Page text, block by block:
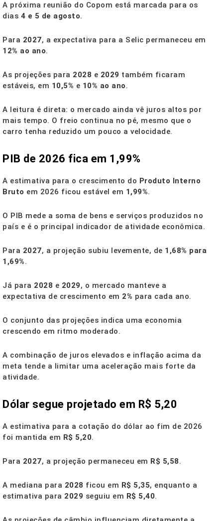
A próxima reunião do Copom está marcada para os
dias 4 e 5 de agosto.
Para 2027, a expectativa para a Selic permaneceu em
12% ao ano.
As projeções para 2028 e 2029 também ficaram
estáveis, em 10,5% e 10% ao ano.
A leitura é direta: o mercado ainda vê juros altos por
mais tempo. O freio continua no pé, mesmo que o
carro tenha reduzido um pouco a velocidade.
PIB de 2026 fica em 1,99%
A estimativa para o crescimento do Produto Interno
Bruto em 2026 ficou estável em 1,99%.
O PIB mede a soma de bens e serviços produzidos no
país e é o principal indicador de atividade econômica.
Para 2027, a projeção subiu levemente, de 1,68% para
1,69%.
Já para 2028 e 2029, o mercado manteve a
expectativa de crescimento em 2% para cada ano.
O conjunto das projeções indica uma economia
crescendo em ritmo moderado.
A combinação de juros elevados e inflação acima da
meta tende a limitar uma aceleração mais forte da
atividade.
Dólar segue projetado em R$ 5,20
A estimativa para a cotação do dólar ao fim de 2026
foi mantida em R$ 5,20.
Para 2027, a projeção permaneceu em R$ 5,58.
A mediana para 2028 ficou em R$ 5,35, enquanto a
estimativa para 2029 seguiu em R$ 5,40.